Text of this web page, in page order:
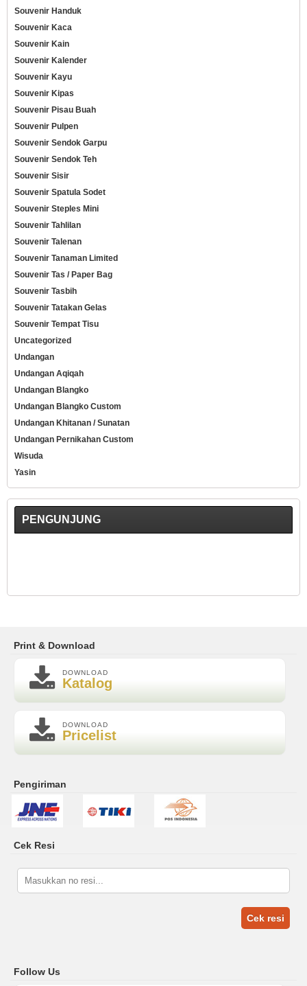
Souvenir Handuk
Souvenir Kaca
Souvenir Kain
Souvenir Kalender
Souvenir Kayu
Souvenir Kipas
Souvenir Pisau Buah
Souvenir Pulpen
Souvenir Sendok Garpu
Souvenir Sendok Teh
Souvenir Sisir
Souvenir Spatula Sodet
Souvenir Steples Mini
Souvenir Tahlilan
Souvenir Talenan
Souvenir Tanaman Limited
Souvenir Tas / Paper Bag
Souvenir Tasbih
Souvenir Tatakan Gelas
Souvenir Tempat Tisu
Uncategorized
Undangan
Undangan Aqiqah
Undangan Blangko
Undangan Blangko Custom
Undangan Khitanan / Sunatan
Undangan Pernikahan Custom
Wisuda
Yasin
PENGUNJUNG
Print & Download
DOWNLOAD
Katalog
DOWNLOAD
Pricelist
Pengiriman
Cek Resi
Cek resi
Follow Us